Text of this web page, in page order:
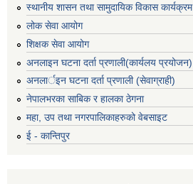
स्थानीय शासन तथा सामुदायिक विकास कार्यक्रम
लोक सेवा आयोग
शिक्षक सेवा आयोग
अनलाइन घटना दर्ता प्रणाली(कार्यलय प्रयोजन)
अनलार्इन घटना दर्ता प्रणाली (सेवाग्राही)
नेपालभरका साबिक र हालका ठेगना
महा, उप तथा नगरपालिकाहरुको वेबसाइट
ई - कान्तिपुर